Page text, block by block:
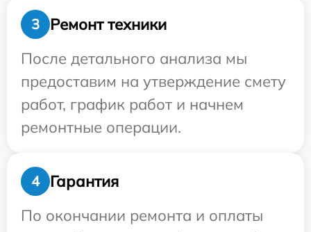
3
Ремонт техники
После детального анализа мы
предоставим на утверждение смету
работ, график работ и начнем
ремонтные операции.
4
Гарантия
По окончании ремонта и оплаты